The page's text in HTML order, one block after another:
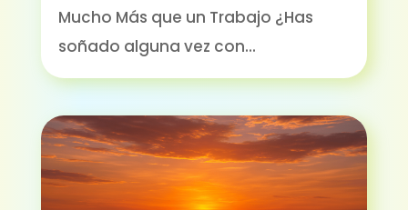
Mucho Más que un Trabajo ¿Has
soñado alguna vez con...